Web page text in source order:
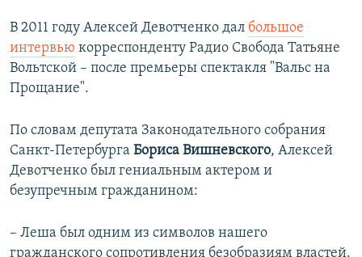
В 2011 году Алексей Девотченко дал большое
интервью корреспонденту Радио Свобода Татьяне
Вольтской – после премьеры спектакля "Вальс на
Прощание".
По словам депутата Законодательного собрания
Санкт-Петербурга Бориса Вишневского, Алексей
Девотченко был гениальным актером и
безупречным гражданином:
– Леша был одним из символов нашего
гражданского сопротивления безобразиям властей.